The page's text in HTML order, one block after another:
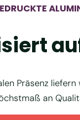
Präsenz
an